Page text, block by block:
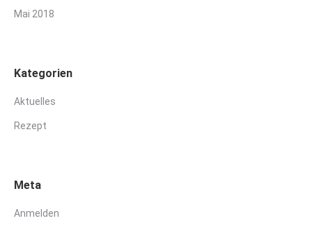
Mai 2018
Kategorien
Aktuelles
Rezept
Meta
Anmelden